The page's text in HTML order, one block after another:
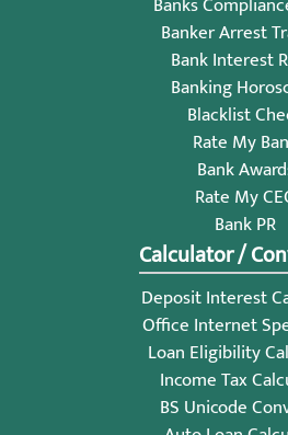
Banker Arrest
Bank Interest
Banking
Blacklist
Rate My
Bank
Rate My
Bank PR
Calculator /
Deposit Interest
Office Internet
Loan Eligibility
Income Tax
BS Unicode